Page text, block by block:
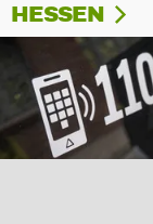
HESSEN